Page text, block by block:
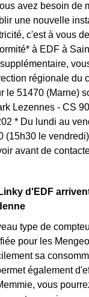
avez besoin de
une nouvelle
c'est à vous
à EDF à
régionale du
le 51470 (Marne)
Lezennes - CS
* Du lundi au
(15h30 le
avant de
d'EDF
type de
pour les
sa
également
vous